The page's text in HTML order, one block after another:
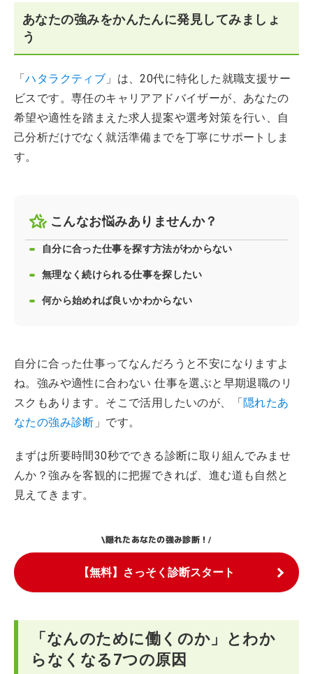
あなたの強みをかんたんに発見してみましょ
う
「ハタラクティブ 」は、20代に特化した就職支援サー
ビスです。専任のキャリアアドバイザーが、あなたの
希望や適性を踏まえた求人提案や選考対策を行い、自
己分析だけでなく就活準備までを丁寧にサポートしま
す。
こんなお悩みありませんか？
自分に合った仕事を探す方法がわからない
無理なく続けられる仕事を探したい
何から始めれば良いかわからない
自分に合った仕事ってなんだろうと不安になりますよ
ね。強みや適性に合わない 仕事を選ぶと早期退職のリ
スクもあります。そこで活用したいのが、「隠れたあ
なたの強み診断 」です。
まずは所要時間30秒でできる診断に取り組んでみませ
んか？強みを客観的に把握できれば、進む道も自然と
見えてきます。
\隠れたあなたの強み診断！/
【無料】さっそく診断スタート
「なんのために働くのか」とわか
らなくなる7つの原因